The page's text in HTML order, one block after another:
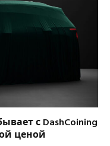
с DashCoining
ценой